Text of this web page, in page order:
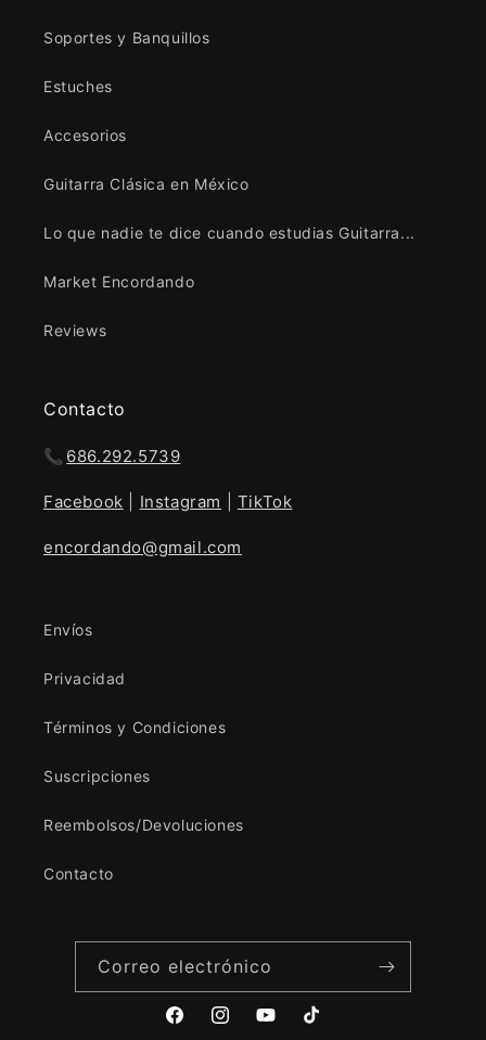
Soportes y Banquillos
Estuches
Accesorios
Guitarra Clásica en México
Lo que nadie te dice cuando estudias Guitarra...
Market Encordando
Reviews
Contacto
📞 686.292.5739
Facebook Instagram TikTok
encordando@gmail.com
Envíos
Privacidad
Términos y Condiciones
Suscripciones
Reembolsos/Devoluciones
Contacto
Correo electrónico
FacebookInstagramYouTubeTikTok